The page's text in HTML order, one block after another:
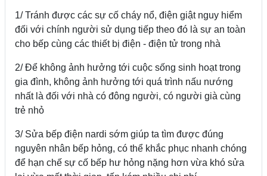
1/ Tránh được các sự cố cháy nổ, điện giật nguy hiểm
đối với chính người sử dụng tiếp theo đó là sự an toàn
cho bếp cùng các thiết bị điện - điện tử trong nhà
2/ Để không ảnh hưởng tới cuộc sống sinh hoạt trong
gia đình, không ảnh hưởng tới quá trình nấu nướng
nhất là đối với nhà có đông người, có người già cùng
trẻ nhỏ
3/ Sửa bếp điện nardi sớm giúp ta tìm được đúng
nguyên nhân bếp hỏng, có thể khắc phục nhanh chóng
để hạn chế sự cố bếp hư hỏng nặng hơn vừa khó sửa